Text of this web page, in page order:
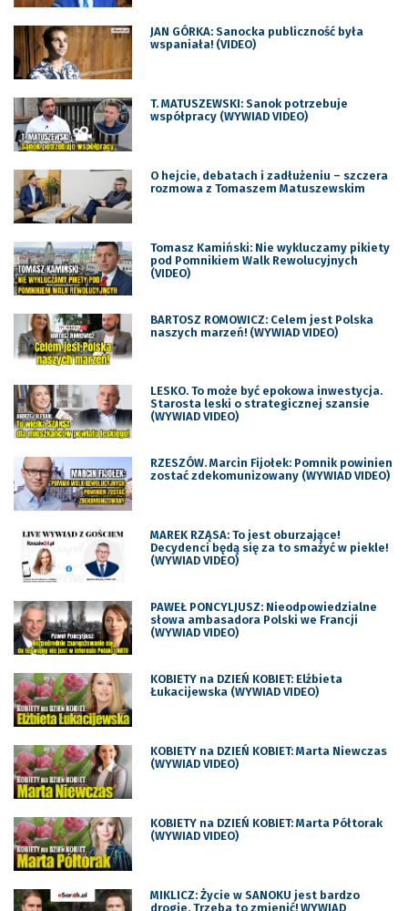
JAN GÓRKA: Sanocka publiczność była
wspaniała! (VIDEO)
T. MATUSZEWSKI: Sanok potrzebuje
współpracy (WYWIAD VIDEO)
O hejcie, debatach i zadłużeniu – szczera
rozmowa z Tomaszem Matuszewskim
Tomasz Kamiński: Nie wykluczamy pikiety
pod Pomnikiem Walk Rewolucyjnych
(VIDEO)
BARTOSZ ROMOWICZ: Celem jest Polska
naszych marzeń! (WYWIAD VIDEO)
LESKO. To może być epokowa inwestycja.
Starosta leski o strategicznej szansie
(WYWIAD VIDEO)
RZESZÓW. Marcin Fijołek: Pomnik powinien
zostać zdekomunizowany (WYWIAD VIDEO)
MAREK RZĄSA: To jest oburzające!
Decydenci będą się za to smażyć w piekle!
(WYWIAD VIDEO)
PAWEŁ PONCYLJUSZ: Nieodpowiedzialne
słowa ambasadora Polski we Francji
(WYWIAD VIDEO)
KOBIETY na DZIEŃ KOBIET: Elżbieta
Łukacijewska (WYWIAD VIDEO)
KOBIETY na DZIEŃ KOBIET: Marta Niewczas
(WYWIAD VIDEO)
KOBIETY na DZIEŃ KOBIET: Marta Półtorak
(WYWIAD VIDEO)
MIKLICZ: Życie w SANOKU jest bardzo
drogie. Trzeba to zmienić! WYWIAD